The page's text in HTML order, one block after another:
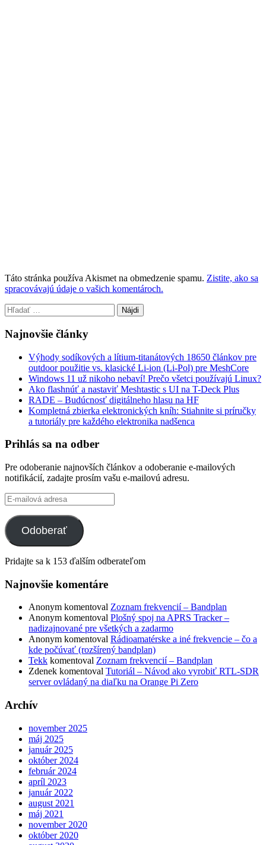
Táto stránka používa Akismet na obmedzenie spamu. Zistite, ako sa
spracovávajú údaje o vašich komentároch.
Hľadať:
Najnovšie články
Výhody sodíkových a lítium-titanátových 18650 článkov pre
outdoor použitie vs. klasické Li-ion (Li-Pol) pre MeshCore
Windows 11 už nikoho nebaví! Prečo všetci používajú Linux?
Ako flashnúť a nastaviť Meshtastic s UI na T-Deck Plus
RADE – Budúcnosť digitálneho hlasu na HF
Kompletná zbierka elektronických kníh: Stiahnite si príručky
a tutoriály pre každého elektronika nadšenca
Prihlás sa na odber
Pre odoberanie najnovších článkov a odoberanie e-mailových
notifikácií, zadajte prosím vašu e-mailovú adresu.
E-
mailová
adresa
Odoberať
Pridajte sa k 153 ďalším odberateľom
Najnovšie komentáre
Anonym komentoval Zoznam frekvencií – Bandplan
Anonym komentoval Plošný spoj na APRS Tracker –
nadizajnované pre všetkých a zadarmo
Anonym komentoval Rádioamatérske a iné frekvencie – čo a
kde počúvať (rozšírený bandplan)
Tekk komentoval Zoznam frekvencií – Bandplan
Zdenek komentoval Tutoriál – Návod ako vyrobiť RTL-SDR
server ovládaný na diaľku na Orange Pi Zero
Archív
november 2025
máj 2025
január 2025
október 2024
február 2024
apríl 2023
január 2022
august 2021
máj 2021
november 2020
október 2020